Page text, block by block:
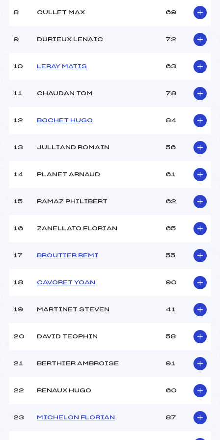
8 CULLET MAX 69
9 DURIEUX LENAIC 72
10 LERAY MATIS 63
11 CHAUDAN TOM 78
12 BOCHET HUGO 84
13 JULLIAND ROMAIN 56
14 PLANET ARNAUD 61
15 RAMAZ PHILIBERT 62
16 ZANELLATO FLORIAN 65
17 BROUTIER REMI 55
18 CAVORET YOAN 90
19 MARTINET STEVEN 41
20 DAVID TEOPHIN 58
21 BERTHIER AMBROISE 91
22 RENAUX HUGO 60
23 MICHELON FLORIAN 87